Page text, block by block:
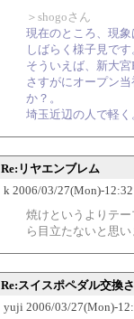
＞shogoさん
現在のところ、現象
しばらく様子見です
そういえば、新大
さすがにオープン
か？。
埼玉近辺の人で軽く
Re:リヤエンブレム
k 2006/03/27(Mon)-
焼けというよりテ
ら目立たないと思い
Re:スイスポペダル交換
yuji 2006/03/27(Mon)-